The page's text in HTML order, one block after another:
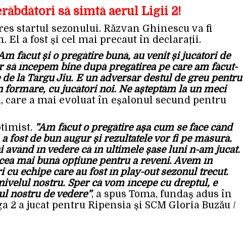
să simtă aerul Ligii 2!
startul sezonului. Răzvan Ghinescu va fi
El a fost și cel mai precaut în declarații.
făcut și o pregătire bună, au venit și jucători de
începem bine după pregătirea pe care am făcut-
la Târgu Jiu. E un adversar destul de greu pentru
formare, cu jucători noi. Ne așteptăm la un meci
care a mai evoluat în eșalonul secund pentru
”Am făcut o pregătire așa cum se face când
fost de bun augur și rezultatele vor fi pe măsură.
în vedere că în ultimele șase luni n-am jucat.
mai bună opțiune pentru a reveni. Avem în
cu echipe care au fost în play-out sezonul trecut.
nostru. Sper că vom începe cu dreptul, e
nostru de vedere”, a spus Toma, fundaș adus în
2 a jucat pentru Ripensia și SCM Gloria Buzău /